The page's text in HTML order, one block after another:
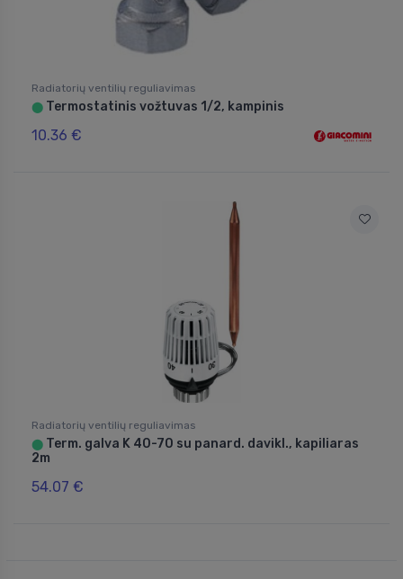
Radiatorių ventilių reguliavimas
⬤ Termostatinis vožtuvas 1/2, kampinis
10.36 €
Radiatorių ventilių reguliavimas
⬤ Term. galva K 40-70 su panard. davikl., kapiliaras
2m
54.07 €